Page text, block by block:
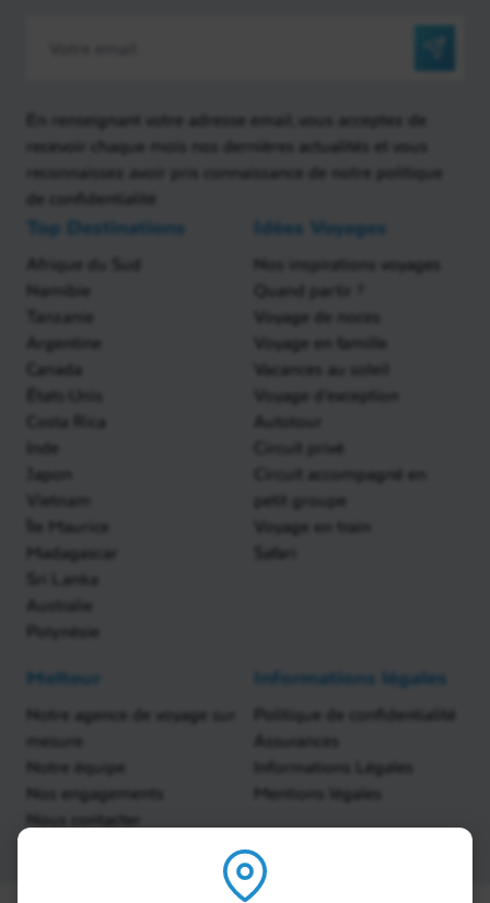
En renseignant votre adresse email, vous acceptez de
recevoir chaque mois nos dernières actualités et vous
reconnaissez avoir pris connaissance de notre politique
de confidentialité
Top Destinations
Afrique du Sud
Namibie
Tanzanie
Argentine
Canada
États-Unis
Costa Rica
Inde
Japon
Vietnam
Île Maurice
Madagascar
Sri Lanka
Australie
Polynésie
Idées Voyages
Nos inspirations voyages
Quand partir ?
Voyage de noces
Voyage en famille
Vacances au soleil
Voyage d'exception
Autotour
Circuit privé
Circuit accompagné en
petit groupe
Voyage en train
Safari
Meltour
Notre agence de voyage sur
mesure
Notre équipe
Nos engagements
Nous contacter
Informations légales
Politique de confidentialité
Assurances
Informations Légales
Mentions légales